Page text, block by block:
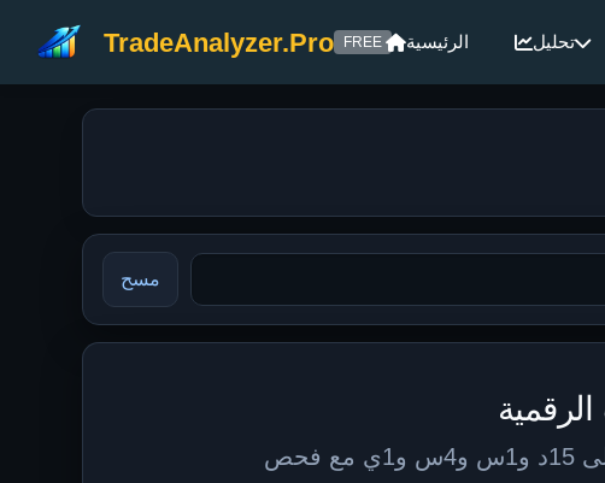
TradeAnalyzer.Pro FREE الرئيسية تحليل
مسح
تحليل RTA مباشر لتداول العملات الرقمية. تابع إشارات RSI وTSI وADX على 15د و1س و4س و1ي مع فحص